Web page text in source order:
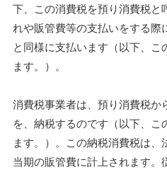
下、この消費税を預り消費税と
れや販管費等の支払いをする
と同様に支払います（以下、
ます。）。
消費税事業者は、預り消費税
を、納税するのです（以下、
ます。）。この納税消費税は、
当期の販管費に計上されます。